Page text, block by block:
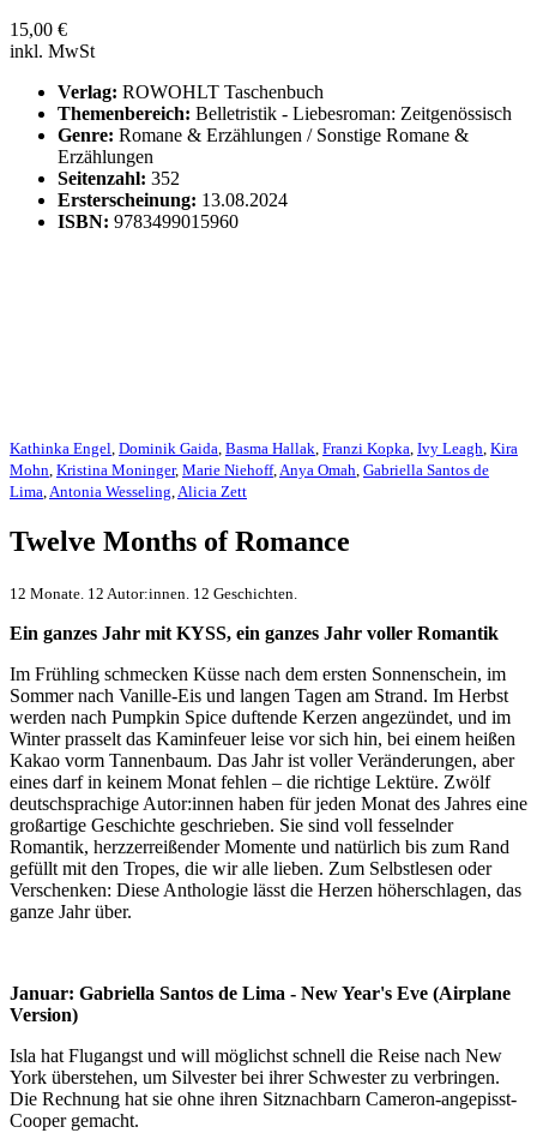
15,00 €
inkl. MwSt
Verlag: ROWOHLT Taschenbuch
Themenbereich: Belletristik - Liebesroman: Zeitgenössisch
Genre: Romane & Erzählungen / Sonstige Romane &
Erzählungen
Seitenzahl: 352
Ersterscheinung: 13.08.2024
ISBN: 9783499015960
Kathinka Engel, Dominik Gaida, Basma Hallak, Franzi Kopka, Ivy Leagh, Kira
Mohn, Kristina Moninger, Marie Niehoff,Anya Omah, Gabriella Santos de
Lima,Antonia Wesseling,Alicia Zett
Twelve Months of Romance
12 Monate. 12 Autor:innen. 12 Geschichten.
Ein ganzes Jahr mit KYSS, ein ganzes Jahr voller Romantik
Im Frühling schmecken Küsse nach dem ersten Sonnenschein, im
Sommer nach Vanille-Eis und langen Tagen am Strand. Im Herbst
werden nach Pumpkin Spice duftende Kerzen angezündet, und im
Winter prasselt das Kaminfeuer leise vor sich hin, bei einem heißen
Kakao vorm Tannenbaum. Das Jahr ist voller Veränderungen, aber
eines darf in keinem Monat fehlen – die richtige Lektüre. Zwölf
deutschsprachige Autor:innen haben für jeden Monat des Jahres eine
großartige Geschichte geschrieben. Sie sind voll fesselnder
Romantik, herzzerreißender Momente und natürlich bis zum Rand
gefüllt mit den Tropes, die wir alle lieben. Zum Selbstlesen oder
Verschenken: Diese Anthologie lässt die Herzen höherschlagen, das
ganze Jahr über.
Januar: Gabriella Santos de Lima - New Year's Eve (Airplane
Version)
Isla hat Flugangst und will möglichst schnell die Reise nach New
York überstehen, um Silvester bei ihrer Schwester zu verbringen.
Die Rechnung hat sie ohne ihren Sitznachbarn Cameron-angepisst-
Cooper gemacht.